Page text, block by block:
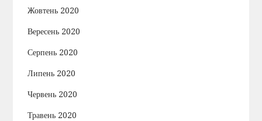
Жовтень 2020
Вересень 2020
Серпень 2020
Липень 2020
Червень 2020
Травень 2020